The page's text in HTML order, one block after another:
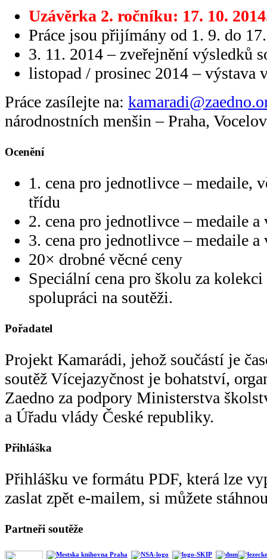
Uzávěrka 2. ročníku: 17. 10.
Práce jsou přijímány od 1. 9. do
3. 11. 2014 – zveřejnění výsledků
listopad / prosinec 2014 – výstava
Práce zasílejte na:
národnostních menšin – Praha,
Ocenění
1. cena pro jednotlivce – medaile,
třídu
2. cena pro jednotlivce – medaile a
3. cena pro jednotlivce – medaile a
20× drobné věcné ceny
Speciální cena pro školu za
spolupráci na soutěži.
Pořadatel
Projekt Kamarádi, jehož součástí je
soutěž Vícejazyčnost je bohatství,
Zaedno za podpory Ministerstva
a Úřadu vlády České republiky.
Přihláška
Přihlášku ve formátu PDF, která lze
zaslat zpět e-mailem, si můžete
Partneři soutěže